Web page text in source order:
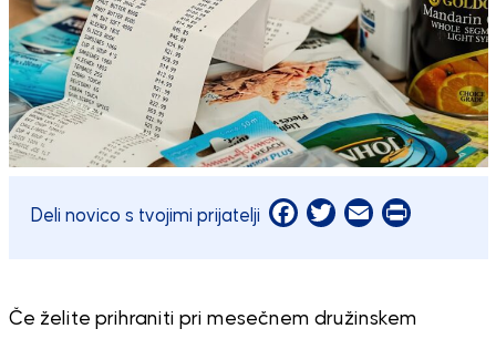
Deli novico s tvojimi prijatelji Facebook
Twitter
EmailPrint
Če želite prihraniti pri mesečnem družinskem